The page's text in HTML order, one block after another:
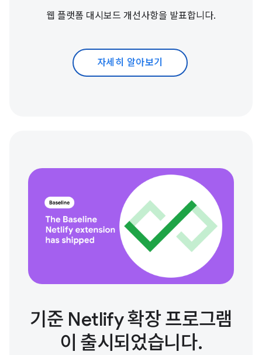
웹 플랫폼 대시보드 개선사항을 발표합니다.
자세히 알아보기
기준 Netlify 확장 프로그램
이 출시되었습니다.